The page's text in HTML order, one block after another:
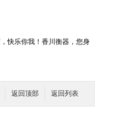
快乐你我！香川衡器，您身
返回列表
返回顶部